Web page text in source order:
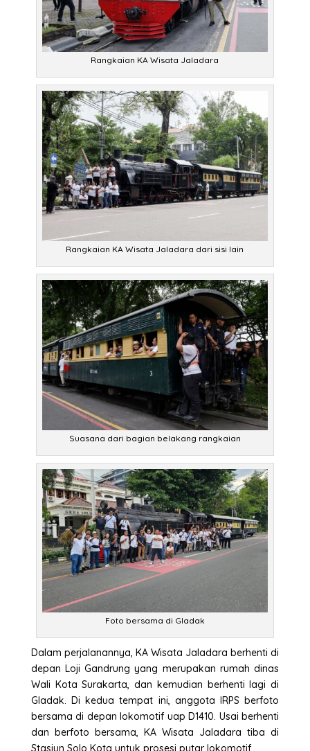
Rangkaian KA Wisata Jaladara
Rangkaian KA Wisata Jaladara dari sisi lain
Suasana dari bagian belakang rangkaian
Foto bersama di Gladak
Dalam perjalanannya, KA Wisata Jaladara berhenti di
depan Loji Gandrung yang merupakan rumah dinas
Wali Kota Surakarta, dan kemudian berhenti lagi di
Gladak. Di kedua tempat ini, anggota IRPS berfoto
bersama di depan lokomotif uap D1410. Usai berhenti
dan berfoto bersama, KA Wisata Jaladara tiba di
Stasiun Solo Kota untuk prosesi putar lokomotif.